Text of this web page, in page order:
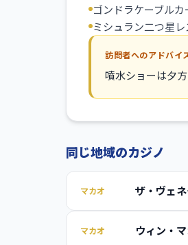
ゴンドラケーブル
ミシュラン二つ星レ
訪問者へのアドバイ
噴水ショーは夕
同じ地域のカジノ
マカオ ザ・ヴェ
マカオ ウィン・